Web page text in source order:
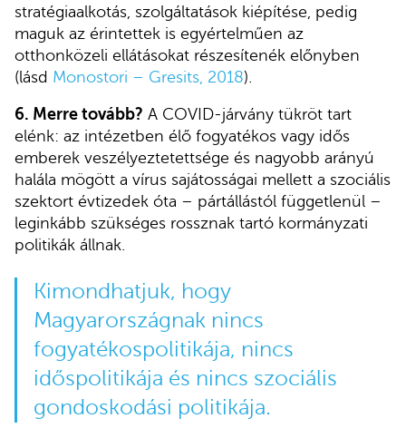
stratégiaalkotás, szolgáltatások kiépítése, pedig
maguk az érintettek is egyértelműen az
otthonközeli ellátásokat részesítenék előnyben
(lásd Monostori – Gresits, 2018).
6. Merre tovább? A COVID-járvány tükröt tart
elénk: az intézetben élő fogyatékos vagy idős
emberek veszélyeztetettsége és nagyobb arányú
halála mögött a vírus sajátosságai mellett a szociális
szektort évtizedek óta – pártállástól függetlenül –
leginkább szükséges rossznak tartó kormányzati
politikák állnak.
Kimondhatjuk, hogy
Magyarországnak nincs
fogyatékospolitikája, nincs
időspolitikája és nincs szociális
gondoskodási politikája.